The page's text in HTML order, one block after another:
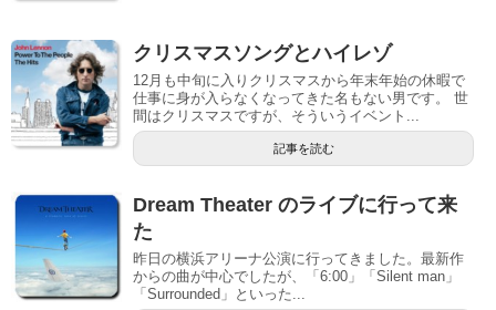
クリスマスソングとハイレゾ
12月も中旬に入りクリスマスから年末年始の休暇で
仕事に身が入らなくなってきた名もない男です。 世
間はクリスマスですが、そういうイベント...
記事を読む
Dream Theater のライブに行って来
た
昨日の横浜アリーナ公演に行ってきました。最新作
からの曲が中心でしたが、「6:00」「Silent man」
「Surrounded」といった...